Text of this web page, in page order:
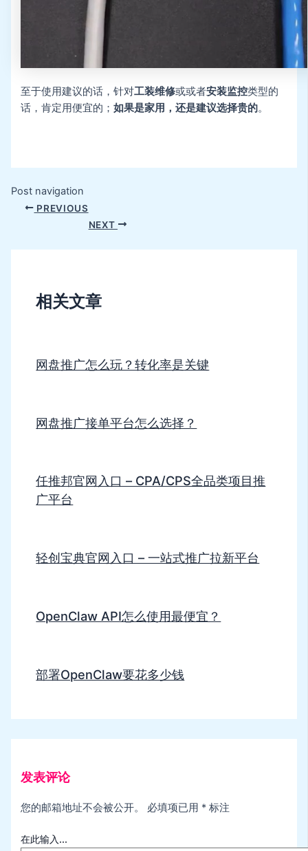
至于使用建议的话，针对工装维修或或者安装监控类型的
话，肯定用便宜的；如果是家用，还是建议选择贵的。
Post navigation
PREVIOUS
NEXT
相关文章
网盘推广怎么玩？转化率是关键
网盘推广接单平台怎么选择？
任推邦官网入口 – CPA/CPS全品类项目推
广平台
轻创宝典官网入口 – 一站式推广拉新平台
OpenClaw API怎么使用最便宜？
部署OpenClaw要花多少钱
发表评论
您的邮箱地址不会被公开。 必填项已用 * 标注
在此输入...